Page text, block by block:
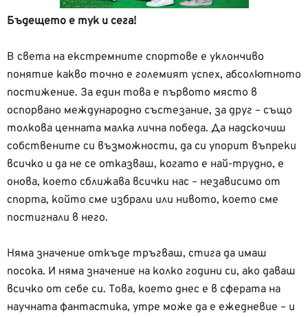
Бъдещето е тук и сега!
В света на екстремните спортове е уклончиво
понятие какво точно е големият успех, абсолютното
постижение. За един това е първото място в
оспорвано международно състезание, за друг – също
толкова ценната малка лична победа. Да надскочиш
собствените си възможности, да си упорит въпреки
всичко и да не се отказваш, когато е най-трудно, е
онова, което сближава всички нас – независимо от
спорта, който сме избрали или нивото, което сме
постигнали в него.
Няма значение откъде тръгваш, стига да имаш
посока. И няма значение на колко години си, ако даваш
всичко от себе си. Това, което днес е в сферата на
научната фантастика, утре може да е ежедневие – и